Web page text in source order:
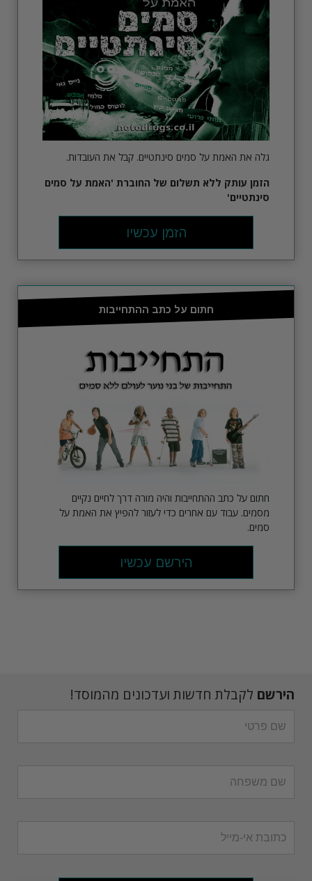
גלה את האמת על סמים סינתטיים. קבל את העובדות.
הזמן עותק ללא תשלום של החוברת 'האמת על סמים
סינתטיים'
הזמן עכשיו
חתום על כתב ההתחייבות
חתום על כתב ההתחייבות והיה מורה דרך לחיים נקיים
מסמים. עבוד עם אחרים כדי לעזור להפיץ את האמת על
סמים.
הירשם עכשיו
הירשם לקבלת חדשות ועדכונים מהמוסד!